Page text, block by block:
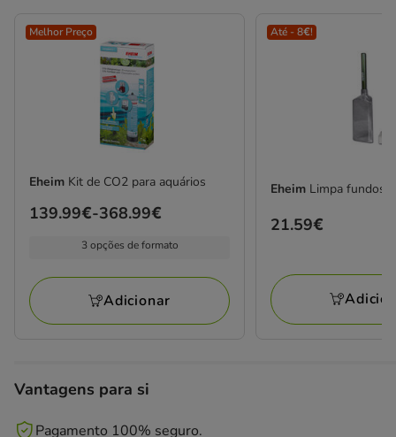
Melhor Preço
Eheim Kit de CO2 para aquários
Preço
139.99€
368.99€
139.99€-368.99€
3 opções de formato
Adicionar
Até - 8€!
Eheim Limpa fundos
Preço
21.59€
Vantagens para si
Pagamento 100% seguro.